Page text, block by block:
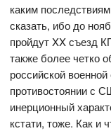
каким
сказать, ибо до
пройдут XX съезд
также более четко
российской
противостоянии с
инерционный
кстати, тоже. Как